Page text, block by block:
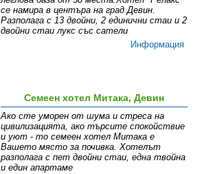
се намира в центъра на град Девин.
Разполага с 13 двойни, 2 единични стаи и 2
двойни стаи лукс със сатели
Информация
Семеен хотел Митака, Девин
Ако сте уморен от шума и стреса на
цивилизацията, ако търсите спокойствие
и уют - то семеен хотел Митака е
Вашето място за почивка. Хотелът
разполага с пет двойни стаи, една твойна
и един апартаме